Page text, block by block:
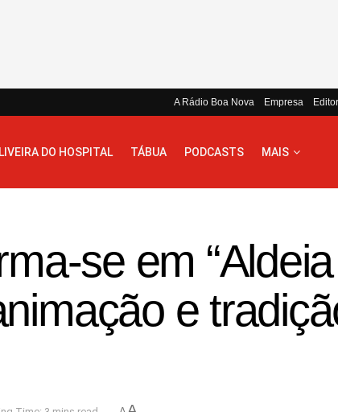
A Rádio Boa Nova Empresa
DO HOSPITAL TÁBUA PODCASTS MAIS
se em
e